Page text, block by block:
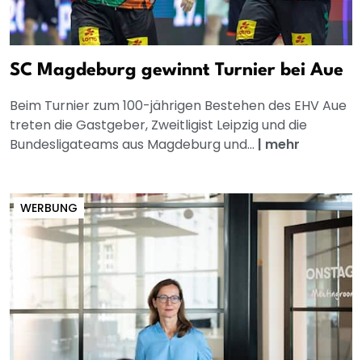
SC Magdeburg gewinnt Turnier bei Aue
Beim Turnier zum 100-jährigen Bestehen des EHV Aue
treten die Gastgeber, Zweitligist Leipzig und die
Bundesligateams aus Magdeburg und... | mehr
WERBUNG